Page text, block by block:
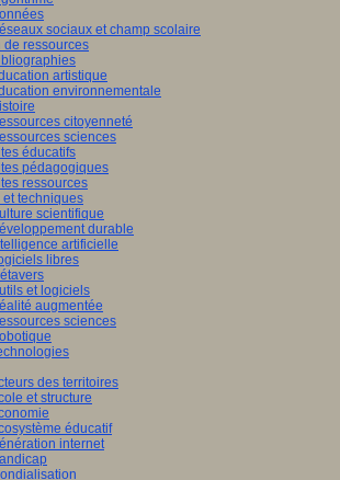
sociaux et champ scolaire
de ressources
artistique
environnementale
citoyenneté
sciences
éducatifs
pédagogiques
ressources
techniques
scientifique
durable
artificielle
libres
et logiciels
augmentée
sciences
des territoires
et structure
éducatif
internet